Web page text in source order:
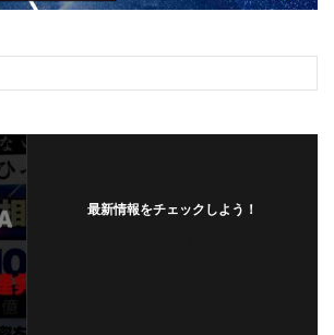
最新情報をチェックしよう！